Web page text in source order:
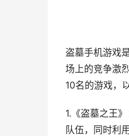
盗墓手机游戏
场上的竞争激
10名的游戏，
1.《盗墓之王
队伍，同时利